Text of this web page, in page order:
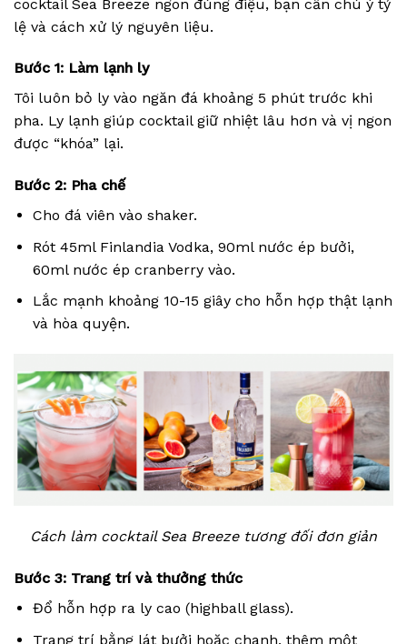
cocktail Sea Breeze ngon đúng điệu, bạn cần chú ý tỷ
lệ và cách xử lý nguyên liệu.
Bước 1: Làm lạnh ly
Tôi luôn bỏ ly vào ngăn đá khoảng 5 phút trước khi
pha. Ly lạnh giúp cocktail giữ nhiệt lâu hơn và vị ngon
được “khóa” lại.
Bước 2: Pha chế
Cho đá viên vào shaker.
Rót 45ml Finlandia Vodka, 90ml nước ép bưởi,
60ml nước ép cranberry vào.
Lắc mạnh khoảng 10-15 giây cho hỗn hợp thật lạnh
và hòa quyện.
Cách làm cocktail Sea Breeze tương đối đơn giản
Bước 3: Trang trí và thưởng thức
Đổ hỗn hợp ra ly cao (highball glass).
Trang trí bằng lát bưởi hoặc chanh, thêm một